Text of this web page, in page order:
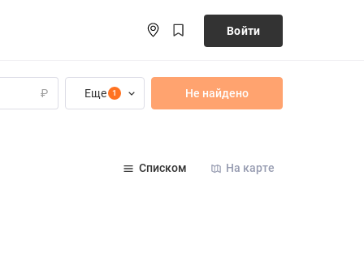
Войти
₽ Еще 1 Не найдено
Списком На карте